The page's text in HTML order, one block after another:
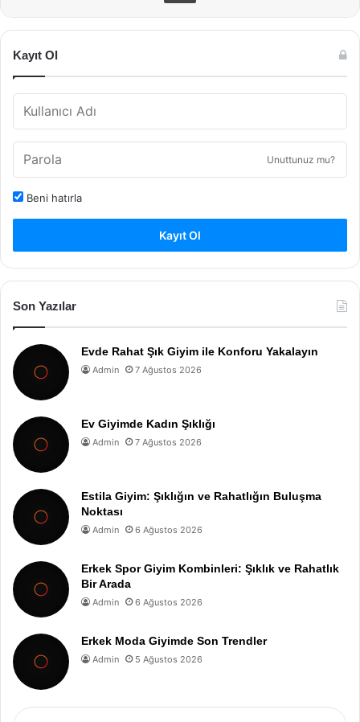
Kayıt Ol
Unuttunuz mu?
Beni hatırla
Kayıt Ol
Son Yazılar
Evde Rahat Şık Giyim ile Konforu Yakalayın
Admin 7 Ağustos 2026
Ev Giyimde Kadın Şıklığı
Admin 7 Ağustos 2026
Estila Giyim: Şıklığın ve Rahatlığın Buluşma
Noktası
Admin 6 Ağustos 2026
Erkek Spor Giyim Kombinleri: Şıklık ve Rahatlık
Bir Arada
Admin 6 Ağustos 2026
Erkek Moda Giyimde Son Trendler
Admin 5 Ağustos 2026